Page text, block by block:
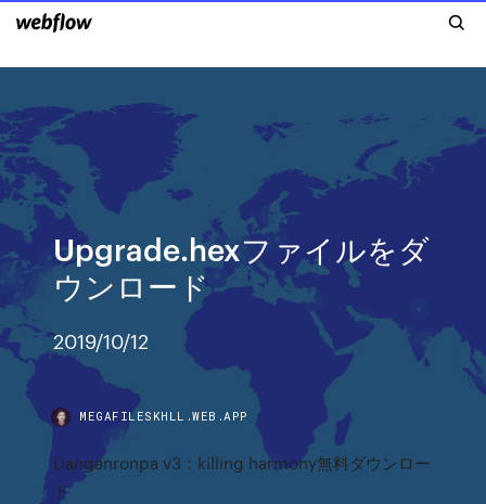
Upgrade.hexファイルをダ
ウンロード
2019/10/12
MEGAFILESKHLL.WEB.APP
Danganronpa v3：killing harmony無料ダウンロー
ド